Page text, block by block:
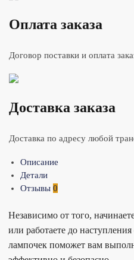
Оплата заказа
Договор поставки и оплата
Доставка заказа
Доставка по адресу любой
Описание
Детали
Отзывы 0
Независимо от того,
или работаете до
лампочек поможет вам